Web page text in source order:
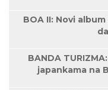
BOA II: Novi
BANDA
japankama na